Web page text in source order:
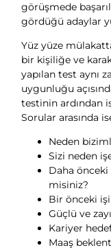
görüşmede
gördüğü adaylar
Yüz yüze
bir kişiliğe ve
yapılan test aynı
uygunluğu
testinin ardından
Sorular arasında
Neden
Sizi neden
Daha
misiniz?
Bir önceki
Güçlü ve
Kariyer
Maaş